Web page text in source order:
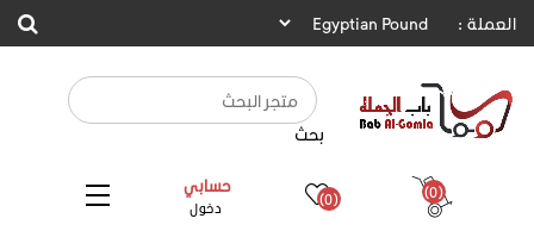
العملة :
بحث
حسابي
دخول (0) (0)